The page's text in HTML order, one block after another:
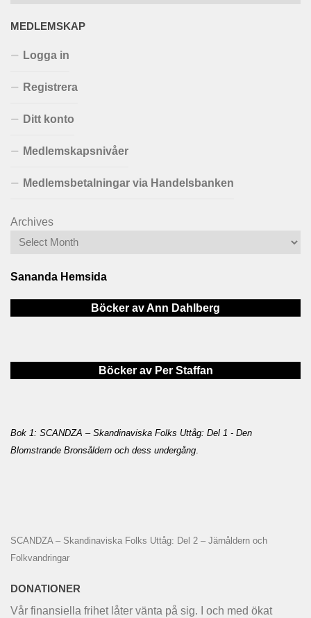
MEDLEMSKAP
Logga in
Registrera
Ditt konto
Medlemskapsnivåer
Medlemsbetalningar via Handelsbanken
Archives
Sananda Hemsida
Böcker av Ann Dahlberg
Böcker av Per Staffan
Bok 1: SCANDZA – Skandinaviska Folks Uttåg: Del 1 - Den
Blomstrande Bronsåldern och dess undergång.
SCANDZA – Skandinaviska Folks Uttåg: Del 2 – Järnåldern och
Folkvandringar
DONATIONER
Vår finansiella frihet låter vänta på sig. I och med ökat